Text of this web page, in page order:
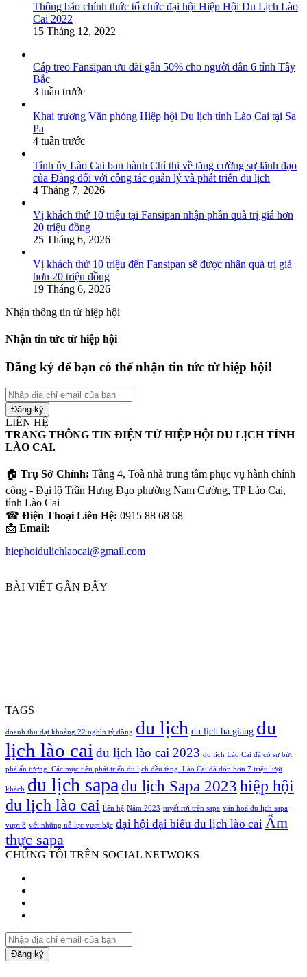
Thông báo chính thức tổ chức đại hội Hiệp Hội Du Lịch Lào
Cai 2022
15 Tháng 12, 2022
Cáp treo Fansipan ưu đãi gần 50% cho người dân 6 tỉnh Tây
Bắc
3 tuần trước
Khai trương Văn phòng Hiệp hội Du lịch tỉnh Lào Cai tại Sa
Pa
4 tuần trước
Tỉnh ủy Lào Cai ban hành Chỉ thị về tăng cường sự lãnh đạo
của Đảng đối với công tác quản lý và phát triển du lịch
4 Tháng 7, 2026
Vị khách thứ 10 triệu tại Fansipan nhận phần quà trị giá hơn
20 triệu đồng
25 Tháng 6, 2026
Vị khách thứ 10 triệu đến Fansipan sẽ được nhận quà trị giá
hơn 20 triệu đồng
19 Tháng 6, 2026
Nhận thông tin từ hiệp hội
Nhận tin tức từ hiệp hội
Đăng ký để bạn có thể nhận tin tức từ hiệp hội!
Nhập
địa
chỉ
email
của
bạn
LIÊN HỆ
TRANG THÔNG TIN ĐIỆN TỬ HIỆP HỘI DU LỊCH TỈNH
LÀO CAI.
🏠 Trụ Sở Chính: Tầng 4, Toà nhà trung tâm phục vụ hành chính
công - Đại lộ Trần Hưng Đạo phường Nam Cường, TP Lào Cai,
tỉnh Lào Cai
☎ Điện Thoại Liên Hệ: 0915 88 68 68
📩 Email:
hiephoidulichlaocai@gmail.com
BÀI VIẾT GẦN ĐÂY
TAGS
doanh thu đạt khoảng 22 nghìn tỷ đồng du lịch du lịch hà giang du
lịch lào cai du lịch lào cai 2023 du lịch Lào Cai đã có sự bứt
phá ấn tượng. Các mục tiêu phát triển du lịch đều tăng. Lào Cai đã đón hơn 7 triệu lượt
khách du lịch sapa du lịch Sapa 2023 hiệp hội
du lịch lào cai liên hệ Năm 2023 tuyết rơi trên sapa văn hoá du lịch sapa
vượt 8 với những nỗ lực vượt bậc đại hội đại biểu du lịch lào cai Ẩm
thực sapa
CHÚNG TÔI TRÊN SOCIAL NETWOKS
Nhập
địa
chỉ